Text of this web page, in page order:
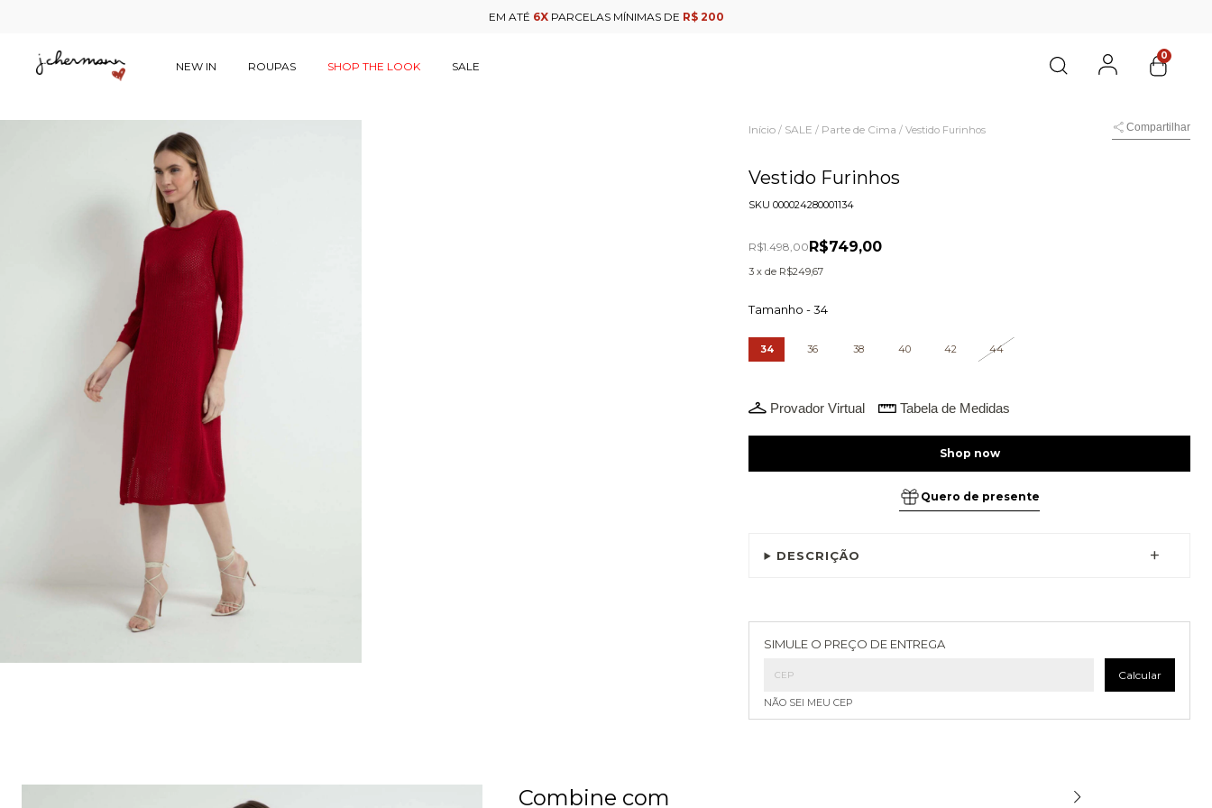
EM ATÉ 6XPARCELAS MÍNIMAS DE R$ 200
NEW IN ROUPAS SHOP THE LOOK SALE
0
Início / SALE / Parte de Cima / Vestido Furinhos Compartilhar
Vestido Furinhos
SKU000024280001134
R$1.498,00R$749,00
3 x de R$249,67
Tamanho -34
34 36 38 40 42 44
Provador Virtual Tabela de Medidas
Quero de presente
DESCRIÇÃO
SIMULE O PREÇO DE ENTREGA
Calcular
NÃO SEI MEU CEP
Combine com